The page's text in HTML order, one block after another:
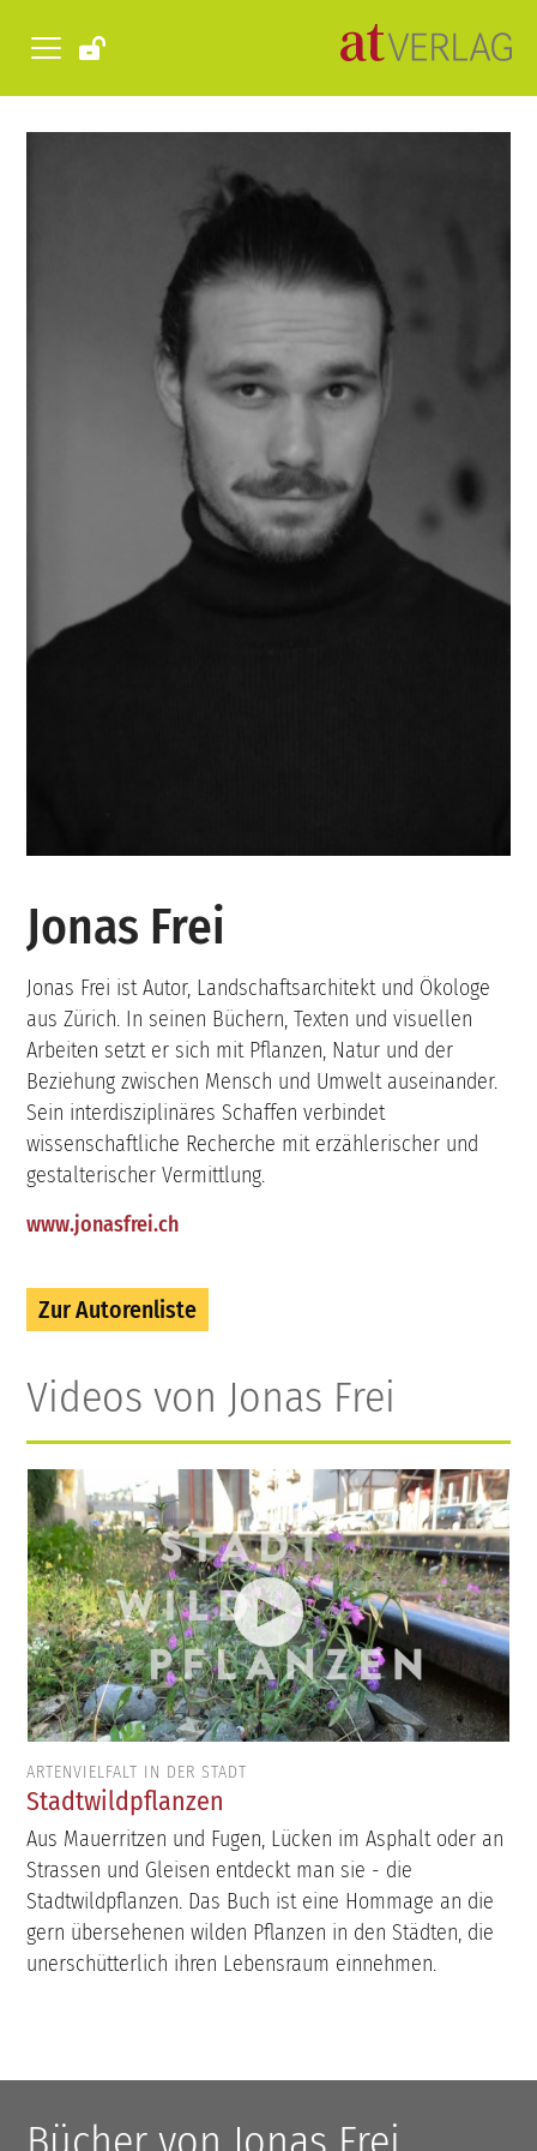
Jonas Frei
Jonas Frei ist Autor, Landschaftsarchitekt und Ökologe
aus Zürich. In seinen Büchern, Texten und visuellen
Arbeiten setzt er sich mit Pflanzen, Natur und der
Beziehung zwischen Mensch und Umwelt auseinander.
Sein interdisziplinäres Schaffen verbindet
wissenschaftliche Recherche mit erzählerischer und
gestalterischer Vermittlung.
www.jonasfrei.ch
Zur Autorenliste
Videos von Jonas Frei
ARTENVIELFALT IN DER STADT
Stadtwildpflanzen
Aus Mauerritzen und Fugen, Lücken im Asphalt oder an
Strassen und Gleisen entdeckt man sie - die
Stadtwildpflanzen. Das Buch ist eine Hommage an die
gern übersehenen wilden Pflanzen in den Städten, die
unerschütterlich ihren Lebensraum einnehmen.